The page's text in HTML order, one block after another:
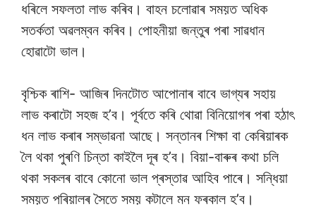
ধৰিলে সফলতা লাভ কৰিব। বাহন চলোৱাৰ সময়ত অধিক
সতৰ্কতা অৱলম্বন কৰিব। পোহনীয়া জন্তুৰ পৰা সাৱধান
হোৱাটো ভাল।
বৃশ্চিক ৰাশি- আজিৰ দিনটোত আপোনাৰ বাবে ভাগ্যৰ সহায়
লাভ কৰাটো সহজ হ’ব। পূৰ্বতে কৰি থোৱা বিনিয়োগৰ পৰা হঠাৎ
ধন লাভ কৰাৰ সম্ভাৱনা আছে। সন্তানৰ শিক্ষা বা কেৰিয়াৰক
লৈ থকা পুৰণি চিন্তা কাইলৈ দূৰ হ’ব। বিয়া-বাৰুৰ কথা চলি
থকা সকলৰ বাবে কোনো ভাল প্ৰস্তাৱ আহিব পাৰে। সন্ধিয়া
সময়ত পৰিয়ালৰ সৈতে সময় কটালে মন ফৰকাল হ’ব।